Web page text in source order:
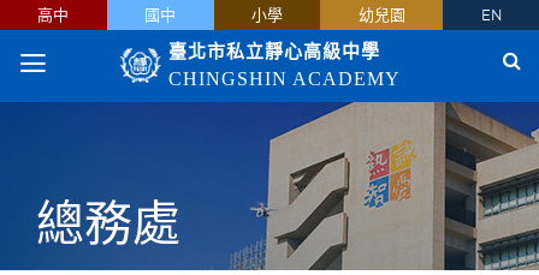
高中 國中 小學 幼兒園 EN
臺北市私立靜心高級中學
CHINGSHIN ACADEMY
總務處